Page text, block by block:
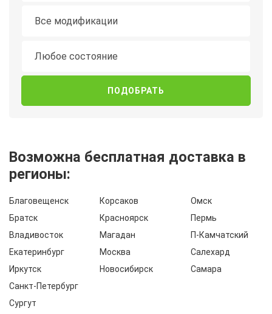
Все модификации
Любое состояние
Возможна бесплатная доставка в
регионы:
Благовещенск
Братск
Владивосток
Екатеринбург
Иркутск
Корсаков
Красноярск
Магадан
Москва
Новосибирск
Омск
Пермь
П-Камчатский
Салехард
Самара
Санкт-Петербург
Сургут